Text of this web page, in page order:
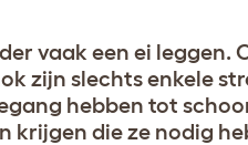
vaak een ei leggen.
zijn slechts enkele
hebben tot
krijgen die ze nodig